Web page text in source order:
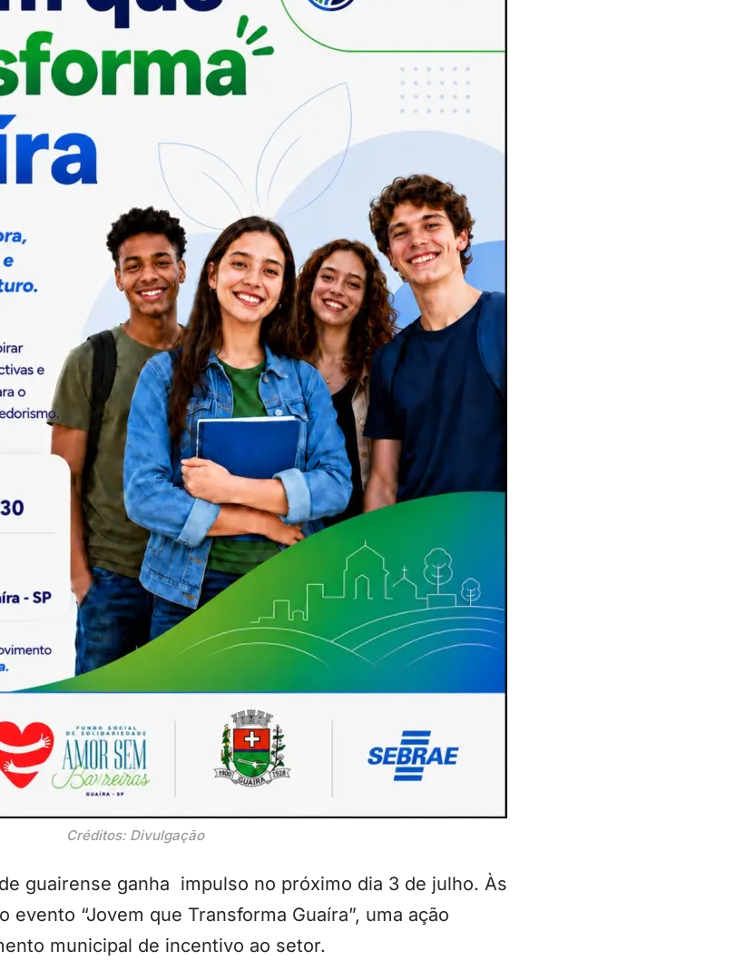
Créditos: Divulgação
guairense ganha impulso no próximo dia 3 de julho. Às
evento “Jovem que Transforma Guaíra”, uma ação
municipal de incentivo ao setor.